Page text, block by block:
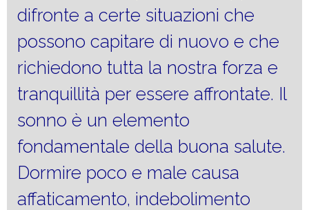
difronte a certe situazioni che
possono capitare di nuovo e che
richiedono tutta la nostra forza e
tranquillità per essere affrontate. Il
sonno è un elemento
fondamentale della buona salute.
Dormire poco e male causa
affaticamento, indebolimento